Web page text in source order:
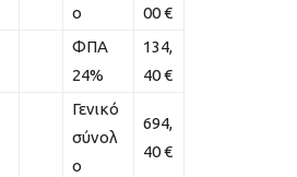
ο
00 €
ΦΠΑ
24%
134,
40 €
Γενικό
σύνολ
ο
694,
40 €